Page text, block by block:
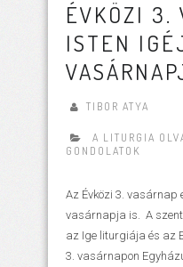
ÉVKÖZI 3.
ISTEN
TIBOR ATYA
A LITURGIA
GONDOLATOK
Az Évközi 3. vasárnap
vasárnapja is. A
az Ige liturgiája és az
3. vasárnapon